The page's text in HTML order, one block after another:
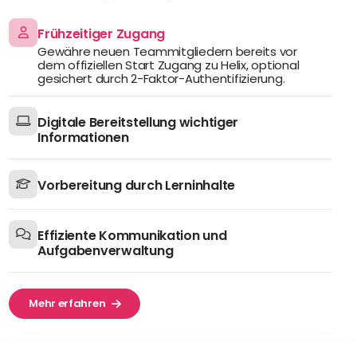
Frühzeitiger Zugang
Gewähre neuen Teammitgliedern bereits vor
dem offiziellen Start Zugang zu Helix, optional
gesichert durch 2-Faktor-Authentifizierung.
Digitale Bereitstellung wichtiger
Informationen
Vorbereitung durch Lerninhalte
Effiziente Kommunikation und
Aufgabenverwaltung
Mehr erfahren